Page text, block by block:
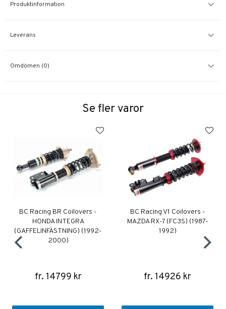
Produktinformation
Leverans
Omdömen (0)
Se fler varor
BC Racing BR Coilovers -
HONDA INTEGRA
(GAFFELINFÄSTNING) (1992-
2000)
fr. 14799 kr
BC Racing V1 Coilovers -
MAZDA RX-7 (FC3S) (1987-
1992)
fr. 14926 kr